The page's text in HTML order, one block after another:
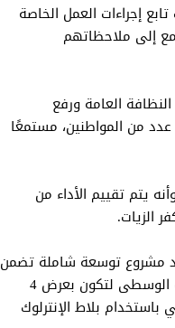
إجراءات العمل الخاصة
إلى ملاحظاتهم
العامة ورفع
من المواطنين، مستمعًا
يتم تقييم الأداء من
الزيات.
مشروع توسعة شاملة تضمن
زيادة عرض الطريق 3 أمتار على الجانبين، وإعادة تصميم الجزيرة الوسطى لتكون بعرض 4
باستخدام بلاط الإنترلوك